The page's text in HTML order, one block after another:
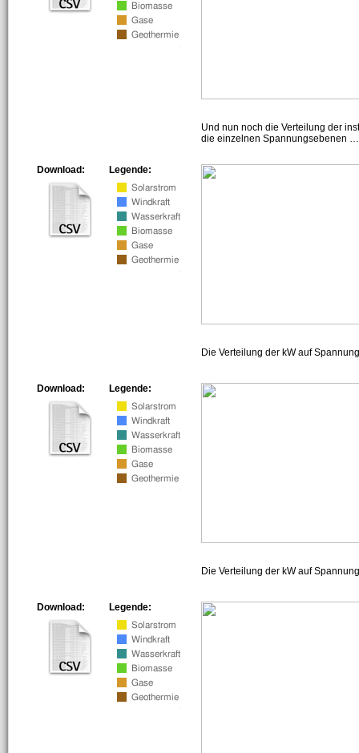
Und nun noch die Verteilung der
die einzelnen Spannungsebenen
Legende:
Download:
Die Verteilung der kW auf
Legende:
Download:
Die Verteilung der kW auf
Legende:
Download: